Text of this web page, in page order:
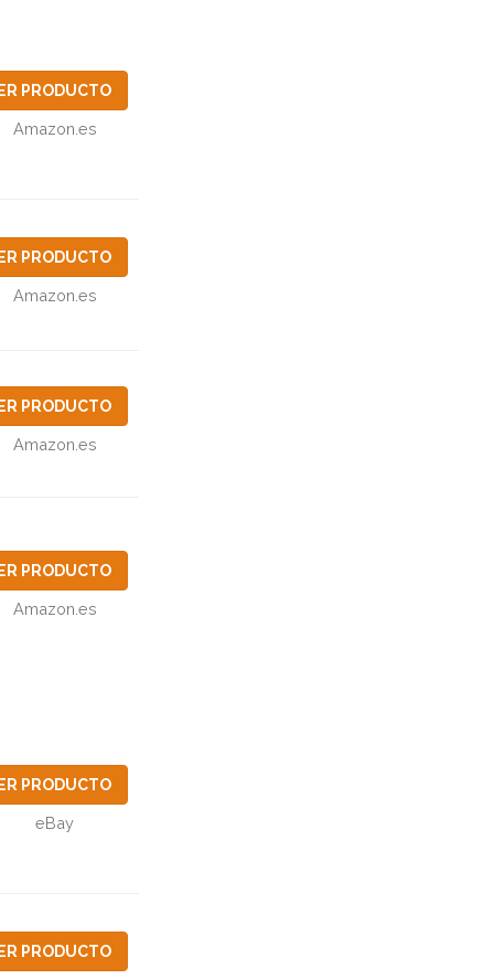
PRODUCTO
Amazon.es
PRODUCTO
Amazon.es
PRODUCTO
Amazon.es
PRODUCTO
Amazon.es
PRODUCTO
eBay
PRODUCTO